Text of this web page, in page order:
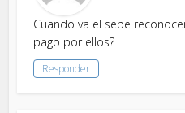
Cuando va el sepe
pago por ellos?
Responder